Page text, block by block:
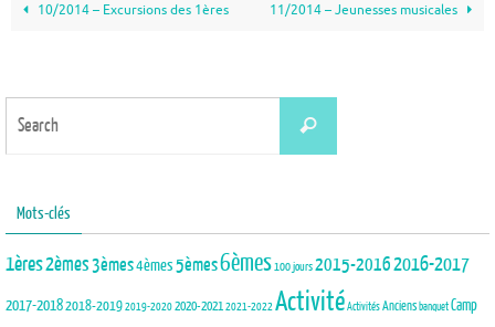
10/2014 – Excursions des 1ères 11/2014 – Jeunesses musicales
Search
Mots-clés
1ères2èmes3èmes4èmes5èmes6èmes100 jours2015-20162016-2017
2017-20182018-20192019-20202020-20212021-2022 ActivitéActivitésAnciens banquetCamp